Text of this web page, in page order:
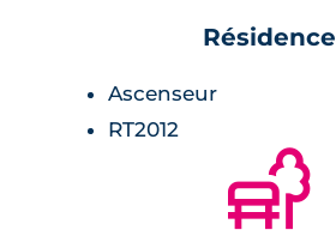
Résidence
Ascenseur
RT2012
🌲